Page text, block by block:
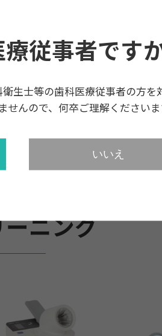
従事者です
生士等の歯科医療従事者の方を
んので、何卒ご理解くださいま
いいえ
ニング